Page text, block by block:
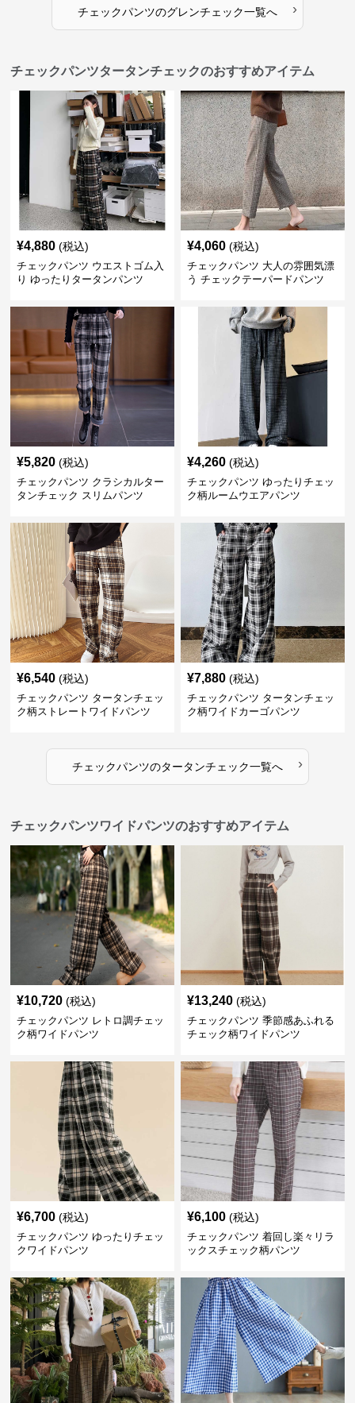
チェックパンツのグレンチェック一覧へ ›
チェックパンツタータンチェックのおすすめアイテム
¥4,880 (税込)
チェックパンツ ウエストゴム入
り ゆったりタータンパンツ
¥4,060 (税込)
チェックパンツ 大人の雰囲気漂
う チェックテーパードパンツ
¥5,820 (税込)
チェックパンツ クラシカルター
タンチェック スリムパンツ
¥4,260 (税込)
チェックパンツ ゆったりチェッ
ク柄ルームウエアパンツ
¥6,540 (税込)
チェックパンツ タータンチェッ
ク柄ストレートワイドパンツ
¥7,880 (税込)
チェックパンツ タータンチェッ
ク柄ワイドカーゴパンツ
チェックパンツのタータンチェック一覧へ ›
チェックパンツワイドパンツのおすすめアイテム
¥10,720 (税込)
チェックパンツ レトロ調チェッ
ク柄ワイドパンツ
¥13,240 (税込)
チェックパンツ 季節感あふれる
チェック柄ワイドパンツ
¥6,700 (税込)
チェックパンツ ゆったりチェッ
クワイドパンツ
¥6,100 (税込)
チェックパンツ 着回し楽々リラ
ックスチェック柄パンツ